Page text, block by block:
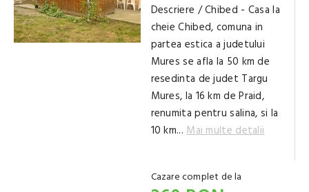
Descriere / Chibed - Casa la
cheie Chibed, comuna in
partea estica a judetului
Mures se afla la 50 km de
resedinta de judet Targu
Mures, la 16 km de Praid,
renumita pentru salina, si la
10 km...Mai multe detalii
Cazare complet de la